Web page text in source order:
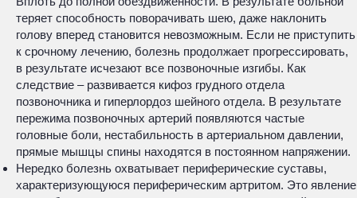
теряет способность поворачивать шею, даже наклонить
голову вперед становится невозможным. Если не приступить
к срочному лечению, болезнь продолжает прогрессировать,
в результате исчезают все позвоночные изгибы. Как
следствие – развивается кифоз грудного отдела
позвоночника и гиперлордоз шейного отдела. В результате
пережима позвоночных артерий появляются частые
головные боли, нестабильность в артериальном давлении,
прямые мышцы спины находятся в постоянном напряжении.
Нередко болезнь охватывает периферические суставы,
характеризующуюся периферическим артритом. Это явление